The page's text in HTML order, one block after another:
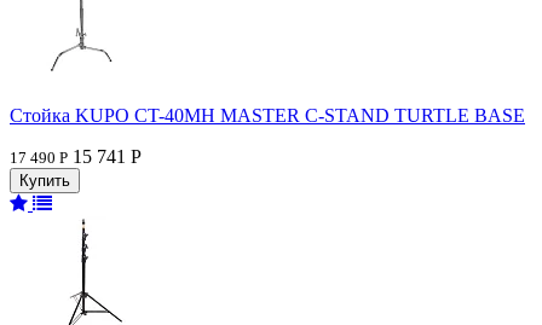
Стойка KUPO CT-40MH MASTER C-STAND TURTLE BASE
17 490 Р 15 741 Р